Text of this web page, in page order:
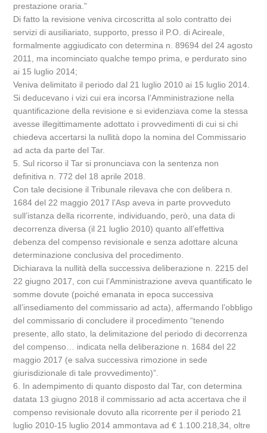
prestazione oraria.”
Di fatto la revisione veniva circoscritta al solo contratto dei
servizi di ausiliariato, supporto, presso il P.O. di Acireale,
formalmente aggiudicato con determina n. 89694 del 24 agosto
2011, ma incominciato qualche tempo prima, e perdurato sino
ai 15 luglio 2014;
Veniva delimitato il periodo dal 21 luglio 2010 ai 15 luglio 2014.
Si deducevano i vizi cui era incorsa l’Amministrazione nella
quantificazione della revisione e si evidenziava come la stessa
avesse illegittimamente adottato i provvedimenti di cui si chi
chiedeva accertarsi la nullità dopo la nomina del Commissario
ad acta da parte del Tar.
5. Sul ricorso il Tar si pronunciava con la sentenza non
definitiva n. 772 del 18 aprile 2018.
Con tale decisione il Tribunale rilevava che con delibera n.
1684 del 22 maggio 2017 l’Asp aveva in parte provveduto
sull’istanza della ricorrente, individuando, però, una data di
decorrenza diversa (il 21 luglio 2010) quanto all’effettiva
debenza del compenso revisionale e senza adottare alcuna
determinazione conclusiva del procedimento.
Dichiarava la nullità della successiva deliberazione n. 2215 del
22 giugno 2017, con cui l’Amministrazione aveva quantificato le
somme dovute (poiché emanata in epoca successiva
all’insediamento del commissario ad acta), affermando l’obbligo
del commissario di concludere il procedimento “tenendo
presente, allo stato, la delimitazione del periodo di decorrenza
del compenso… indicata nella deliberazione n. 1684 del 22
maggio 2017 (e salva successiva rimozione in sede
giurisdizionale di tale provvedimento)”.
6. In adempimento di quanto disposto dal Tar, con determina
datata 13 giugno 2018 il commissario ad acta accertava che il
compenso revisionale dovuto alla ricorrente per il periodo 21
luglio 2010-15 luglio 2014 ammontava ad € 1.100.218,34, oltre